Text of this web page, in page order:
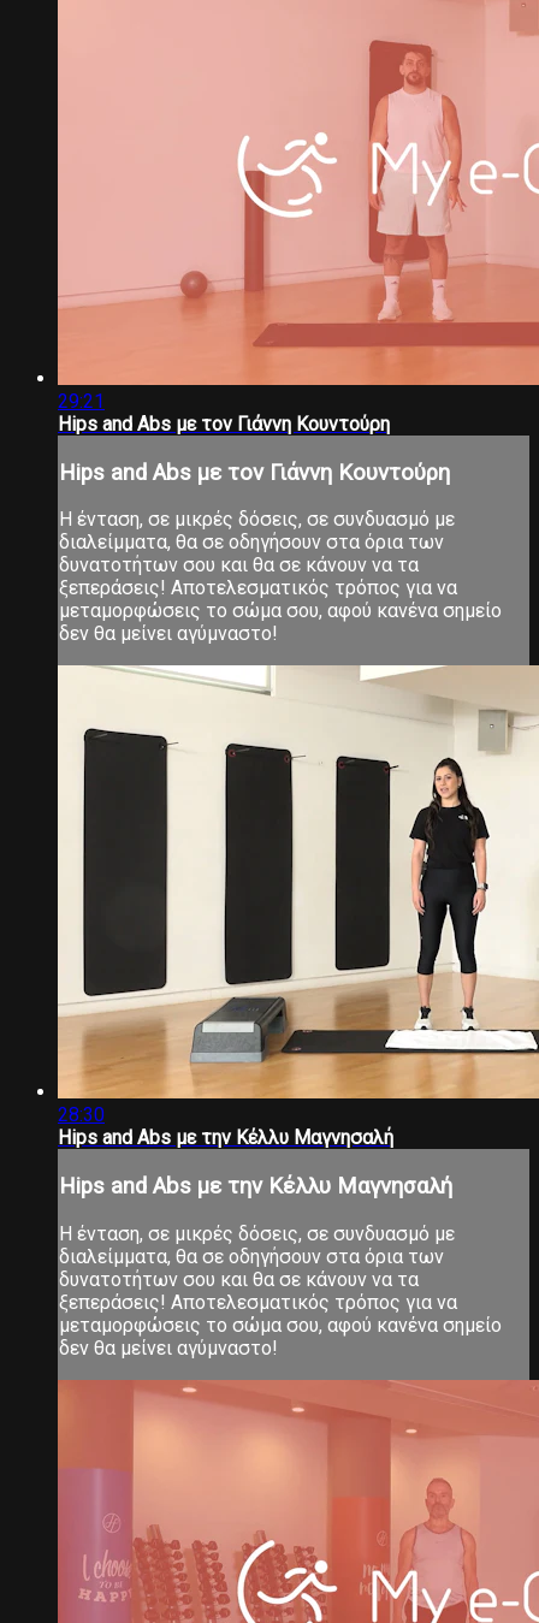
29:21
Hips and Abs με τον Γιάννη Κουντούρη
Hips and Abs με τον Γιάννη Κουντούρη
Η ένταση, σε μικρές δόσεις, σε συνδυασμό με
διαλείμματα, θα σε οδηγήσουν στα όρια των
δυνατοτήτων σου και θα σε κάνουν να τα
ξεπεράσεις! Αποτελεσματικός τρόπος για να
μεταμορφώσεις το σώμα σου, αφού κανένα σημείο
δεν θα μείνει αγύμναστο!
28:30
Hips and Abs με την Κέλλυ Μαγνησαλή
Hips and Abs με την Κέλλυ Μαγνησαλή
Η ένταση, σε μικρές δόσεις, σε συνδυασμό με
διαλείμματα, θα σε οδηγήσουν στα όρια των
δυνατοτήτων σου και θα σε κάνουν να τα
ξεπεράσεις! Αποτελεσματικός τρόπος για να
μεταμορφώσεις το σώμα σου, αφού κανένα σημείο
δεν θα μείνει αγύμναστο!